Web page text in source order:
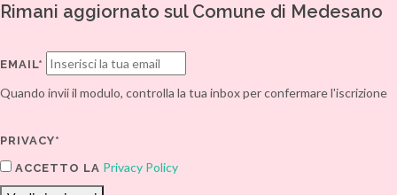
Rimani aggiornato sul Comune di Medesano
EMAIL*
Quando invii il modulo, controlla la tua inbox per confermare l'iscrizione
PRIVACY*
ACCETTO LA Privacy Policy